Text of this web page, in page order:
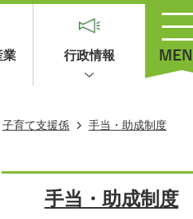
業 行政情報
子育て支援係
手当・助成制度
手当・助成制度